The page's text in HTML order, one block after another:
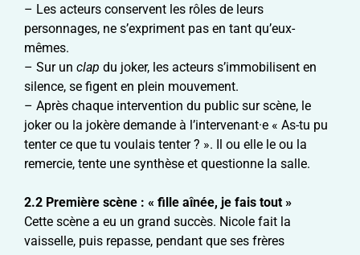
– Les acteurs conservent les rôles de leurs
personnages, ne s’expriment pas en tant qu’eux-
mêmes.
– Sur un clap du joker, les acteurs s’immobilisent en
silence, se figent en plein mouvement.
– Après chaque intervention du public sur scène, le
joker ou la jokère demande à l’intervenant·e « As-tu pu
tenter ce que tu voulais tenter ? ». Il ou elle le ou la
remercie, tente une synthèse et questionne la salle.
2.2 Première scène : « fille aînée, je fais tout »
Cette scène a eu un grand succès. Nicole fait la
vaisselle, puis repasse, pendant que ses frères